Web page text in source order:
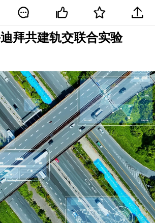
拜共建轨交联合实验